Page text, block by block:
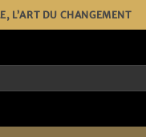
L’ART DU CHANGEMENT